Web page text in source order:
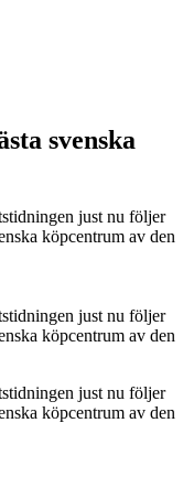
svenska
just nu följer
köpcentrum av den
just nu följer
köpcentrum av den
just nu följer
köpcentrum av den